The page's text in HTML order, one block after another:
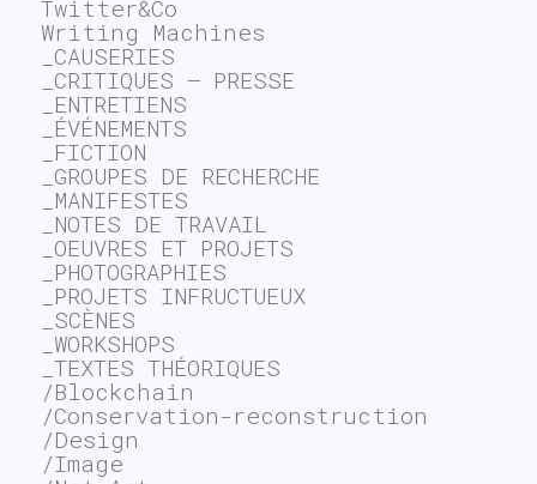
Twitter&Co
Writing Machines
_CAUSERIES
_CRITIQUES – PRESSE
_ENTRETIENS
_ÉVÉNEMENTS
_FICTION
_GROUPES DE RECHERCHE
_MANIFESTES
_NOTES DE TRAVAIL
_OEUVRES ET PROJETS
_PHOTOGRAPHIES
_PROJETS INFRUCTUEUX
_SCÈNES
_WORKSHOPS
_TEXTES THÉORIQUES
/Blockchain
/Conservation-reconstruction
/Design
/Image